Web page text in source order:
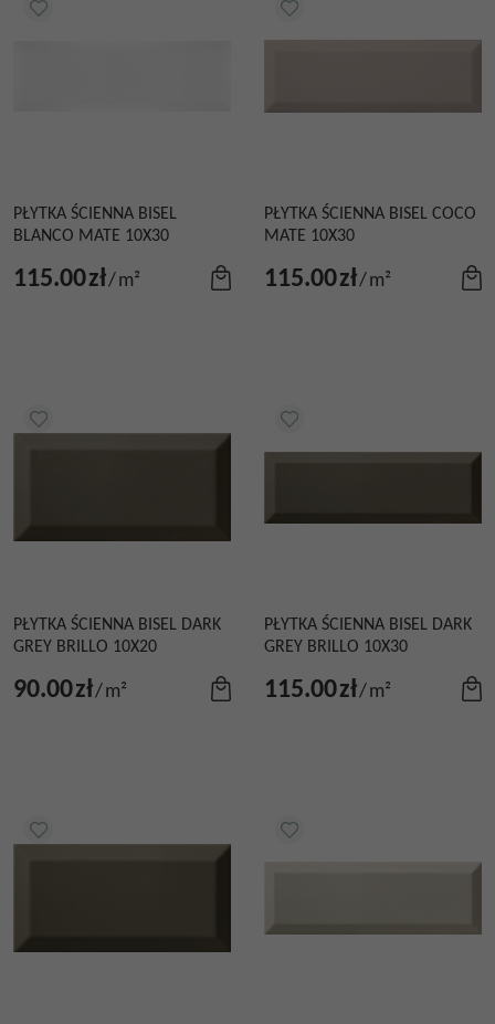
PŁYTKA ŚCIENNA BISEL
BLANCO MATE 10X30
115.00zł/m²
PŁYTKA ŚCIENNA BISEL COCO
MATE 10X30
115.00zł/m²
PŁYTKA ŚCIENNA BISEL DARK
GREY BRILLO 10X20
90.00zł/m²
PŁYTKA ŚCIENNA BISEL DARK
GREY BRILLO 10X30
115.00zł/m²